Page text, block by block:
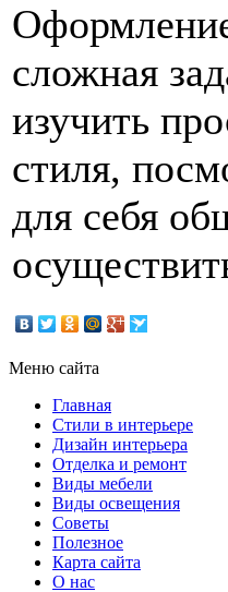
сложная
изучить
стиля,
для себя
Меню сайта
Главная
Стили в интерьере
Дизайн интерьера
Отделка и ремонт
Виды мебели
Виды освещения
Советы
Полезное
Карта сайта
О нас